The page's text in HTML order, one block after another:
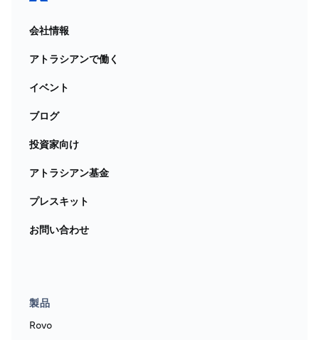
会社情報
アトラシアンで働く
イベント
ブログ
投資家向け
アトラシアン基金
プレスキット
お問い合わせ
製品
Rovo